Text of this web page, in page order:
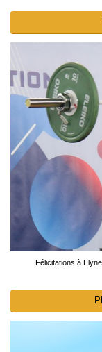
Félicitations à